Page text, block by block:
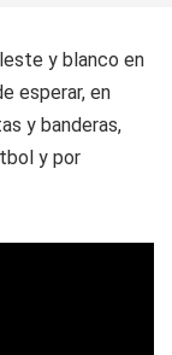
y blanco en
esperar, en
y banderas,
y por